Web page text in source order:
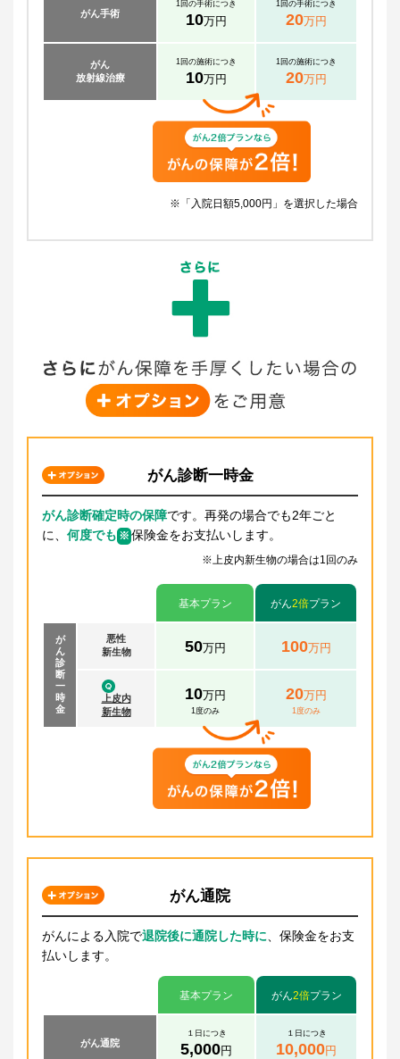
がん手術
1回の手術につき
10万円
1回の手術につき
20万円
がん
放射線治療
1回の施術につき
10万円
1回の施術につき
20万円
※「入院日額5,000円」を選択した場合
がん診断一時金
がん診断確定時の保障です。再発の場合でも2年ごと
に、 何度でも ※ 保険金をお支払いします。
※上皮内新生物の場合は1回のみ
基本プラン がん2倍プラン
が
ん
診
断
一
時
金
悪性
新生物
50万円 100万円
上皮内
新生物
10万円
1度のみ
20万円
1度のみ
がん通院
がんによる入院で退院後に通院した時に 、保険金をお支
払いします。
基本プラン がん2倍プラン
がん通院
１日につき
5,000円
１日につき
10,000円